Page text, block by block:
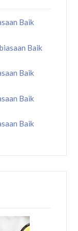
Baik
Baik
Baik
Baik
Baik